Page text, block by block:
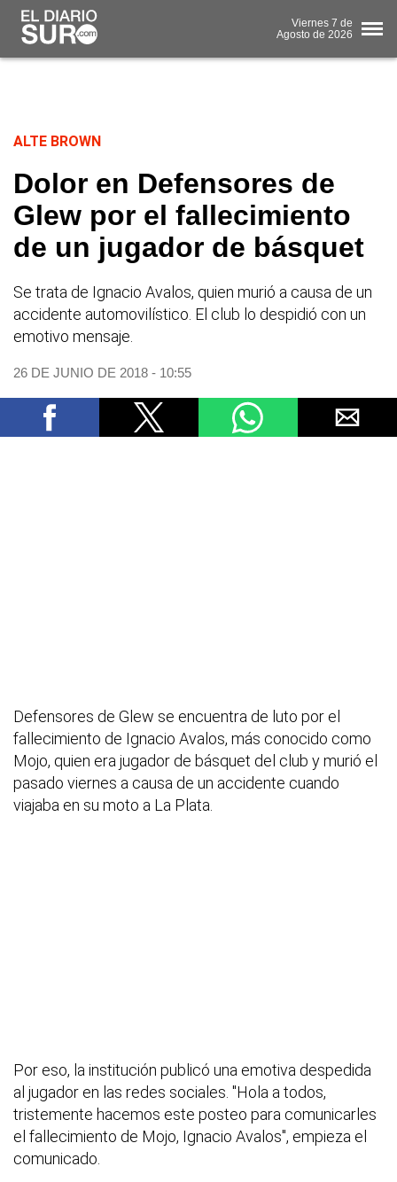
Viernes 7 de
Agosto de 2026
ALTE BROWN
Dolor en Defensores de
Glew por el fallecimiento
de un jugador de básquet
Se trata de Ignacio Avalos, quien murió a causa de un
accidente automovilístico. El club lo despidió con un
emotivo mensaje.
26 DE JUNIO DE 2018 - 10:55
Defensores de Glew se encuentra de luto por el
fallecimiento de Ignacio Avalos, más conocido como
Mojo, quien era jugador de básquet del club y murió el
pasado viernes a causa de un accidente cuando
viajaba en su moto a La Plata.
Por eso, la institución publicó una emotiva despedida
al jugador en las redes sociales. "Hola a todos,
tristemente hacemos este posteo para comunicarles
el fallecimiento de Mojo, Ignacio Avalos", empieza el
comunicado.